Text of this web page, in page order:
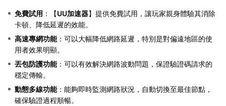
免費試用 ：【UU加速器】提供免費試用，讓玩家親身體驗其消除
卡頓、降低延遲的效能。
高速專網功能：可以大幅降低網路延遲，特別是對偏遠地區的使
用者效果明顯。
丟包防護功能：可以有效解決網路波動問題，保證驗證碼請求的
穩定傳輸。
動態多線功能：能夠即時監測網路狀況，自動切換至最佳節點，
確保驗證過程順暢。